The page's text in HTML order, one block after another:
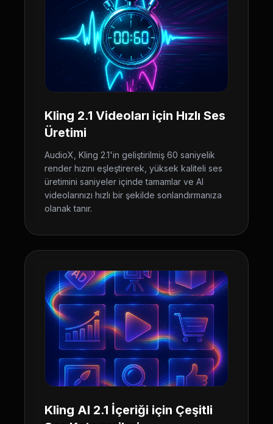
Kling 2.1 Videoları için Hızlı Ses
Üretimi
AudioX, Kling 2.1'in geliştirilmiş 60 saniyelik
render hızını eşleştirerek, yüksek kaliteli ses
üretimini saniyeler içinde tamamlar ve AI
videolarınızı hızlı bir şekilde sonlandırmanıza
olanak tanır.
Kling AI 2.1 İçeriği için Çeşitli